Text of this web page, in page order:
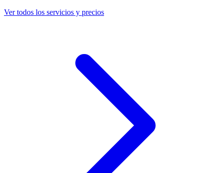
Ver todos los servicios y precios